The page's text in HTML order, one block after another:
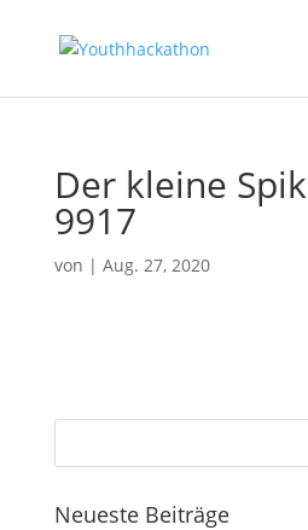
Der kleine
9917
von | Aug. 27, 2020
Neueste Beiträge